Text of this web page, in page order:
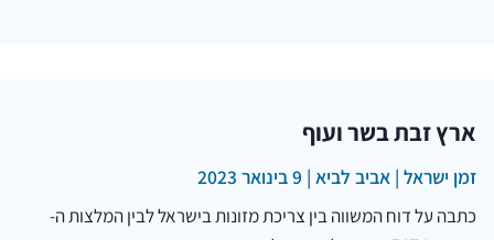
ארץ זבת בשר ועוף
זמן ישראל | אביב לביא | 9 בינואר 2023
כתבה על דוח המשווה בין צריכת מזונות בישראל לבין המלצות ה-